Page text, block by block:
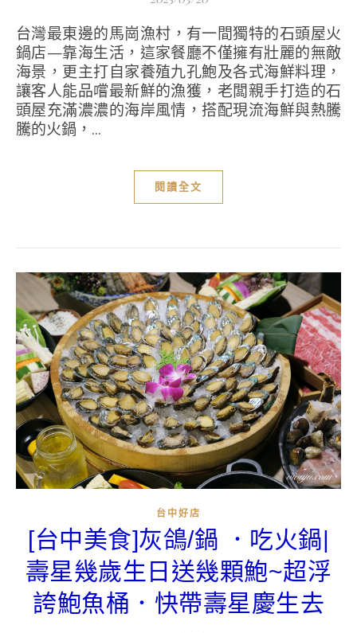
台灣最東邊的馬崗漁村，有一間獨特的石頭屋火
鍋店—靠海生活，這家餐廳不僅擁有壯麗的無敵
海景，更主打自家養殖九孔鮑及各式海鮮料理，
讓客人能品嚐最新鮮的漁獲，老闆親手打造的石
頭屋充滿濃濃的海岸風情，搭配現流海鮮與熱騰
騰的火鍋，...
閱讀全文
台中好店
[台中美食]灰鴿/鍋 ．吃火鍋|
壽星幾歲生日送幾顆鮑~超浮
誇鮑魚桶．快帶壽星慶生去